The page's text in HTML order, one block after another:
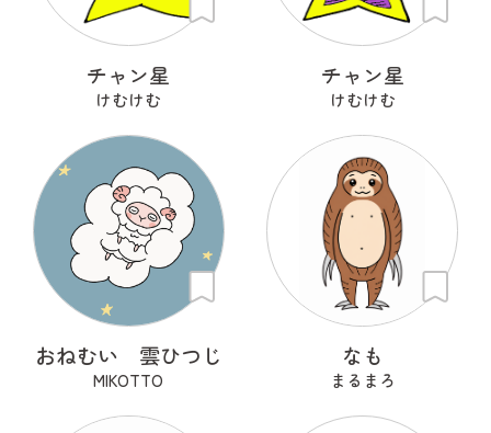
チャン星
けむけむ
チャン星
けむけむ
おねむい 雲ひつじ
MIKOTTO
なも
まるまろ